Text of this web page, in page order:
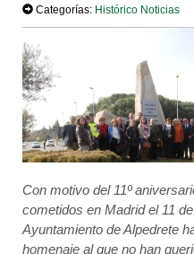
Categorías: Histórico Noticias
Con motivo del 11º
cometidos en Madrid el 11
Ayuntamiento de Alpedrete
homenaje al que no han